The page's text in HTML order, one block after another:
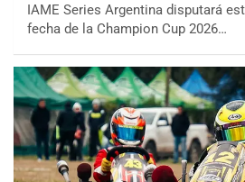
IAME Series Argentina disputará
fecha de la Champion Cup 2026…